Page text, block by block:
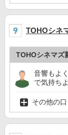
TOHOシネ
TOHOシネマズ
音響もよ
で気持ち
その他の